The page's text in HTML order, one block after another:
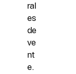
ral
es
de
ve
nt
e.